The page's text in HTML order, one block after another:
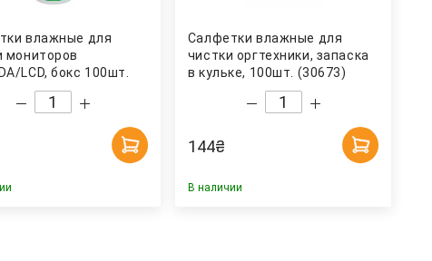
влажные для
мониторов
LCD, бокс 100шт.
Арника
Салфетки влажные для
чистки оргтехники, запаска
в кульке, 100шт. (30673)
144₴
В наличии